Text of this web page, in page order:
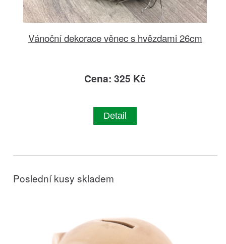
Vánoční dekorace věnec s hvězdami 26cm
Cena: 325 Kč
Detail
Poslední kusy skladem